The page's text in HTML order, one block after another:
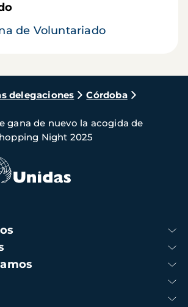
de Voluntariado
delegaciones
Córdoba
gana de nuevo la acogida de
Night 2025